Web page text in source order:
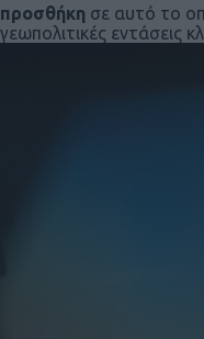
προσθήκη σε αυτό το
γεωπολιτικές εντάσεις